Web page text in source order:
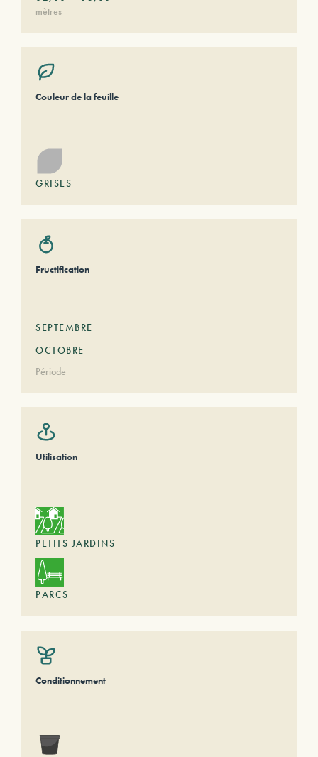
mètres
Couleur de la feuille
GRISES
Fructification
SEPTEMBRE
OCTOBRE
Période
Utilisation
PETITS JARDINS
PARCS
Conditionnement